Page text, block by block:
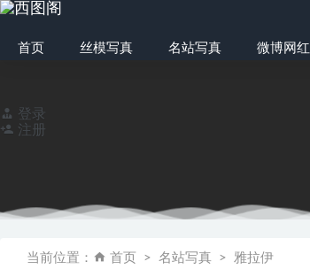
首页 丝模写真 名站写真 微博网红
登录
注册
当前位置： 首页 名站写真 雅拉伊